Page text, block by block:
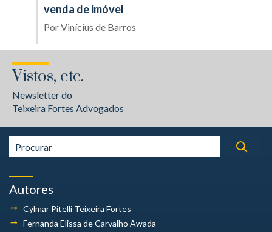
venda de imóvel
PorVinícius de Barros
Vistos, etc.
Newsletter do
Teixeira Fortes Advogados
Autores
Cylmar Pitelli Teixeira Fortes
Fernanda Elissa de Carvalho Awada